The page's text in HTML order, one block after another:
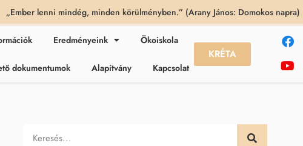
„Ember lenni mindég, minden körülményben.” (Arany János: Domokos napra)
Eredményeink Ökoiskola
dokumentumok Alapítvány Kapcsolat
KRÉTA